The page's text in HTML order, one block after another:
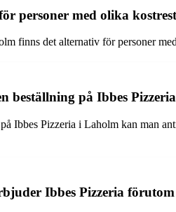
personer med olika
finns det alternativ för personer
beställning på Ibbes
Ibbes Pizzeria i Laholm kan man
Ibbes Pizzeria förutom